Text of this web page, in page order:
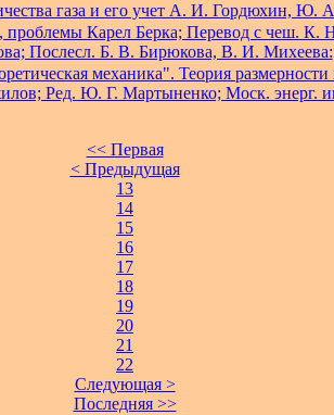
газа и его учет А. И. Гордюхин, Ю.
проблемы Карел Берка; Перевод с чеш. К.
Послесл. Б. В. Бирюкова, В. И. Михеева:
механика". Теория
Ред. Ю. Г. Мартыненко; Моск. энерг.
<< Первая
< Предыдущая
13
14
15
16
17
18
19
20
21
22
Следующая >
Последняя >>